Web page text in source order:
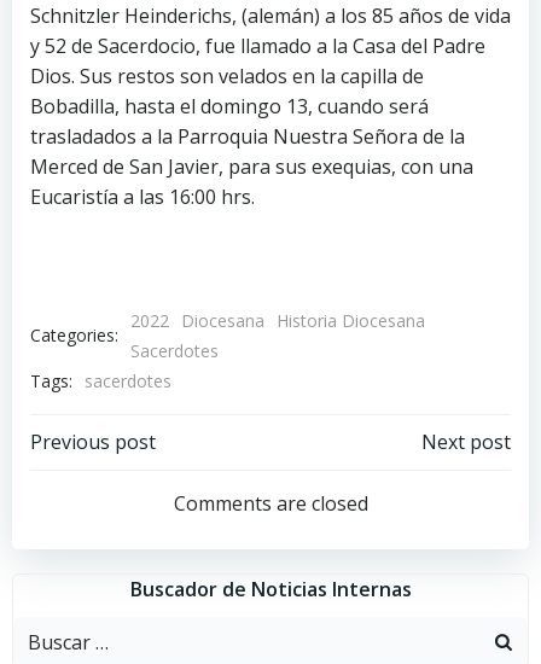
Schnitzler Heinderichs, (alemán) a los 85 años de vida
y 52 de Sacerdocio, fue llamado a la Casa del Padre
Dios. Sus restos son velados en la capilla de
Bobadilla, hasta el domingo 13, cuando será
trasladados a la Parroquia Nuestra Señora de la
Merced de San Javier, para sus exequias, con una
Eucaristía a las 16:00 hrs.
Categories:
2022 Diocesana
Historia Diocesana
Sacerdotes
Tags:
sacerdotes
Navegación
las
entradas
Previous post
Navegación
por
las
Next post
Comments are closed
Buscador de Noticias Internas
Buscar: